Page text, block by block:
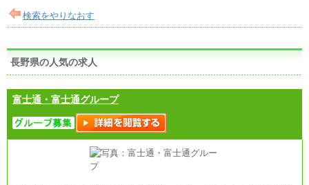
検索をやりなおす
長野県の人気の求人
富士通・富士通グループ